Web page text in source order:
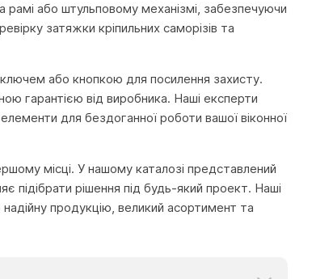
або штульповому механізмі, забезпечуючи
затяжки кріпильних саморізів та
або кнопкою для посилення захисту.
гарантією від виробника. Наші експерти
для бездоганної роботи вашої віконної
місці. У нашому каталозі представлений
рішення під будь-який проект. Наші
продукцію, великий асортимент та